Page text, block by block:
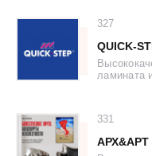
327
QUICK-
ламината
331
АРХ&AРТ